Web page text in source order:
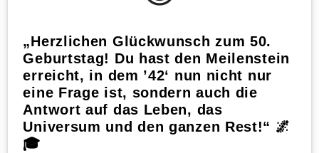
„Herzlichen Glückwunsch zum 50.
Geburtstag! Du hast den Meilenstein
erreicht, in dem ’42‘ nun nicht nur
eine Frage ist, sondern auch die
Antwort auf das Leben, das
Universum und den ganzen Rest!“ 🌌
🎓